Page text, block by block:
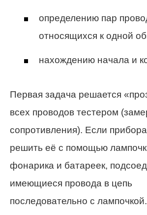
определению пар
относящихся к одной
нахождению начала и
Первая задача решается
всех проводов тестером
сопротивления). Если
решить её с помощью
фонарика и батареек,
имеющиеся провода в цепь
последовательно с